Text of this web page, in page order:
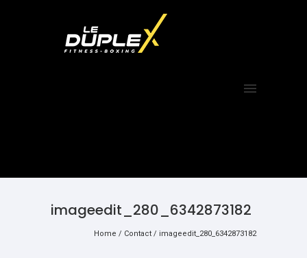
imageedit_280_6342873182
Home / Contact / imageedit_280_6342873182